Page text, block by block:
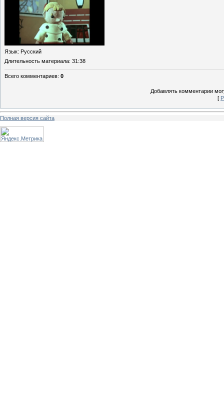
Язык: Русский
Длительность материала: 31:38
Всего комментариев: 0
Добавлять комментарии
[
Полная версия сайта